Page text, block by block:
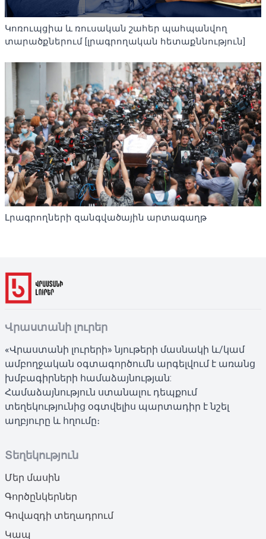
Կոռուպցիա և ռուսական շահեր պահպանվող
տարածքներում [լրագրողական հետաքննություն]
Լրագրողների զանգվածային արտագաղթ
Վրաստանի լուրեր
«Վրաստանի լուրերի» նյութերի մասնակի և/կամ
ամբողջական օգտագործումն արգելվում է առանց
խմբագիրների համաձայնության:
Համաձայնություն ստանալու դեպքում
տեղեկությունից օգտվելիս պարտադիր է նշել
աղբյուրը և հղումը։
Տեղեկություն
Մեր մասին
Գործընկերներ
Գովազդի տեղադրում
Կապ